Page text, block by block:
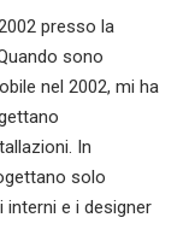
presso la
sono
nel 2002, mi ha
In
solo
interni e i designer